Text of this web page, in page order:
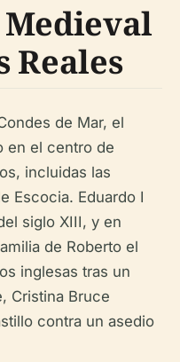
Reales
de Mar, el
en el centro de
incluidas las
Escocia. Eduardo I
siglo XIII, y en
de Roberto el
inglesas tras un
Cristina Bruce
contra un asedio